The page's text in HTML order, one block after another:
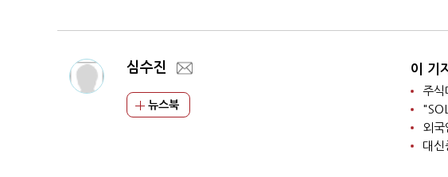
심수진
뉴스북
이 기
주식
외
대